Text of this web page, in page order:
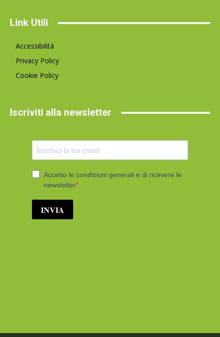
Link Utili
Accessibilità
Privacy Policy
Cookie Policy
Iscriviti alla newsletter